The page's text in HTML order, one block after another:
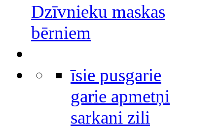
Dzīvnieku maskas
bērniem
īsie pusgarie
garie apmetņi
sarkani zili